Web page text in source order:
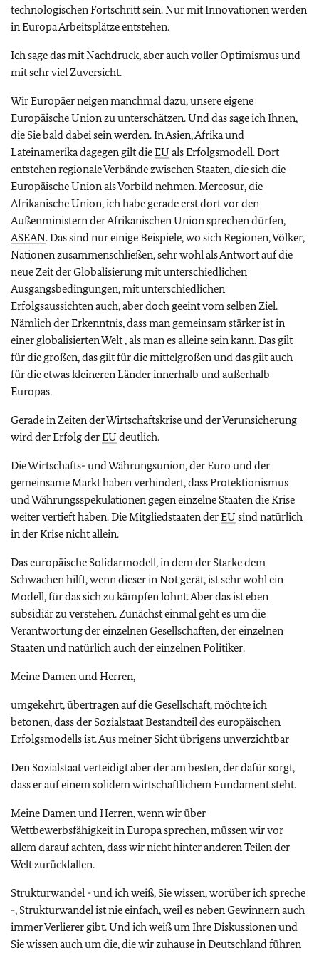
technologischen Fortschritt sein. Nur mit Innovationen werden
in Europa Arbeitsplätze entstehen.
Ich sage das mit Nachdruck, aber auch voller Optimismus und
mit sehr viel Zuversicht.
Wir Europäer neigen manchmal dazu, unsere eigene
Europäische Union zu unterschätzen. Und das sage ich Ihnen,
die Sie bald dabei sein werden. In Asien, Afrika und
Lateinamerika dagegen gilt dieEU als Erfolgsmodell. Dort
entstehen regionale Verbände zwischen Staaten, die sich die
Europäische Union als Vorbild nehmen. Mercosur, die
Afrikanische Union, ich habe gerade erst dort vor den
Außenministern der Afrikanischen Union sprechen dürfen,
ASEAN. Das sind nur einige Beispiele, wo sich Regionen, Völker,
Nationen zusammenschließen, sehr wohl als Antwort auf die
neue Zeit der Globalisierung mit unterschiedlichen
Ausgangsbedingungen, mit unterschiedlichen
Erfolgsaussichten auch, aber doch geeint vom selben Ziel.
Nämlich der Erkenntnis, dass man gemeinsam stärker ist in
einer globalisierten Welt , als man es alleine sein kann. Das gilt
für die großen, das gilt für die mittelgroßen und das gilt auch
für die etwas kleineren Länder innerhalb und außerhalb
Europas.
Gerade in Zeiten der Wirtschaftskrise und der Verunsicherung
wird der Erfolg derEU deutlich.
Die Wirtschafts- und Währungsunion, der Euro und der
gemeinsame Markt haben verhindert, dass Protektionismus
und Währungsspekulationen gegen einzelne Staaten die Krise
weiter vertieft haben. Die Mitgliedstaaten derEU sind natürlich
in der Krise nicht allein.
Das europäische Solidarmodell, in dem der Starke dem
Schwachen hilft, wenn dieser in Not gerät, ist sehr wohl ein
Modell, für das sich zu kämpfen lohnt. Aber das ist eben
subsidiär zu verstehen. Zunächst einmal geht es um die
Verantwortung der einzelnen Gesellschaften, der einzelnen
Staaten und natürlich auch der einzelnen Politiker.
Meine Damen und Herren,
umgekehrt, übertragen auf die Gesellschaft, möchte ich
betonen, dass der Sozialstaat Bestandteil des europäischen
Erfolgsmodells ist. Aus meiner Sicht übrigens unverzichtbar
Den Sozialstaat verteidigt aber der am besten, der dafür sorgt,
dass er auf einem solidem wirtschaftlichem Fundament steht.
Meine Damen und Herren, wenn wir über
Wettbewerbsfähigkeit in Europa sprechen, müssen wir vor
allem darauf achten, dass wir nicht hinter anderen Teilen der
Welt zurückfallen.
Strukturwandel - und ich weiß, Sie wissen, worüber ich spreche
-, Strukturwandel ist nie einfach, weil es neben Gewinnern auch
immer Verlierer gibt. Und ich weiß um Ihre Diskussionen und
Sie wissen auch um die, die wir zuhause in Deutschland führen